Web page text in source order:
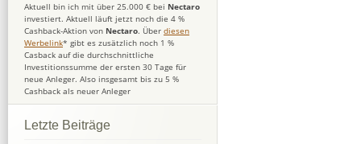
Aktuell bin ich mit über 25.000 € bei Nectaro
investiert. Aktuell läuft jetzt noch die 4 %
Cashback-Aktion von Nectaro. Über diesen
Werbelink* gibt es zusätzlich noch 1 %
Casback auf die durchschnittliche
Investitionssumme der ersten 30 Tage für
neue Anleger. Also insgesamt bis zu 5 %
Cashback als neuer Anleger
Letzte Beiträge